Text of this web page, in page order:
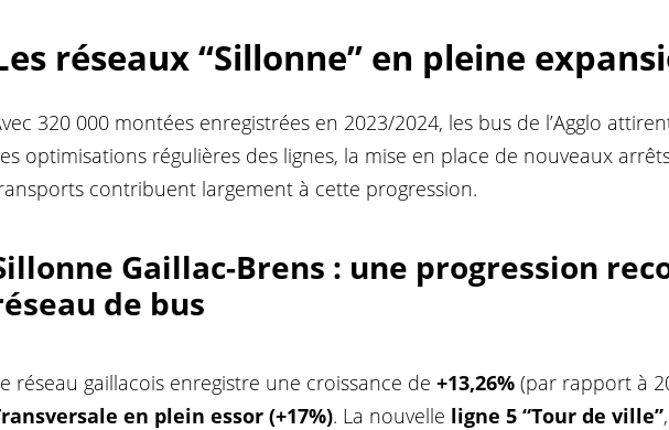
réseaux “Sillonne” en pleine
320 000 montées enregistrées en 2023/2024, les bus de l’Agglo
optimisations régulières des lignes, la mise en place de nouveaux
contribuent largement à cette progression.
Gaillac-Brens : une progression
de bus
réseau gaillacois enregistre une croissance de +13,26% (par rapport à
en plein essor (+17%). La nouvelle ligne 5 “Tour de ville”